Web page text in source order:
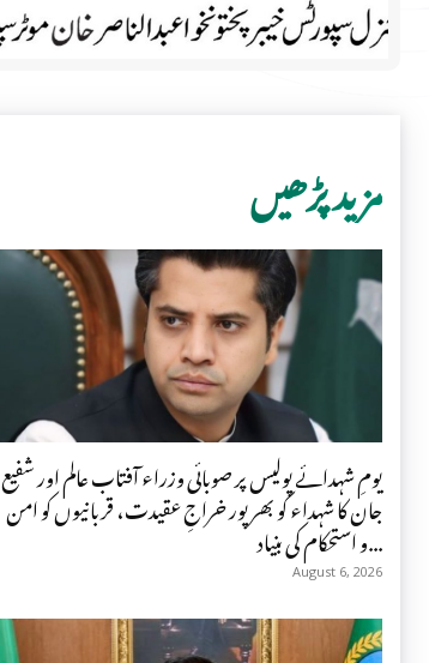
مزید پڑھیں
یومِ شہدائے پولیس پر صوبائی وزراء آفتاب عالم اور شفیع
جان کا شہداء کو بھرپور خراجِ عقیدت، قربانیوں کو امن
و استحکام کی بنیاد...
August 6, 2026